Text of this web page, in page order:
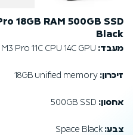
18GB RAM 500GB SSD
Black
מעבד:
זיכרון:
אחסון:
צבע: